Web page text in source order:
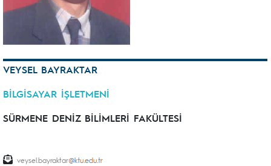
VEYSEL BAYRAKTAR
BİLGİSAYAR İŞLETMENİ
SÜRMENE DENİZ BİLİMLERİ FAKÜLTESİ
veysel.bayraktar